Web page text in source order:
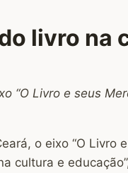
livro na
“O Livro e seus
o eixo “O
cultura e